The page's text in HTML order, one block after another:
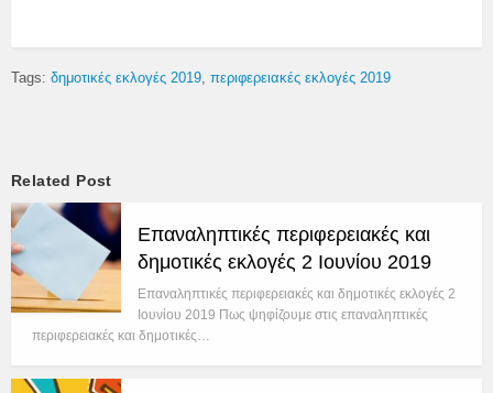
Tags: δημοτικές εκλογές 2019 περιφερειακές εκλογές 2019
Related Post
Επαναληπτικές περιφερειακές και
δημοτικές εκλογές 2 Ιουνίου 2019
Επαναληπτικές περιφερειακές και δημοτικές εκλογές 2
Ιουνίου 2019 Πως ψηφίζουμε στις επαναληπτικές
περιφερειακές και δημοτικές…